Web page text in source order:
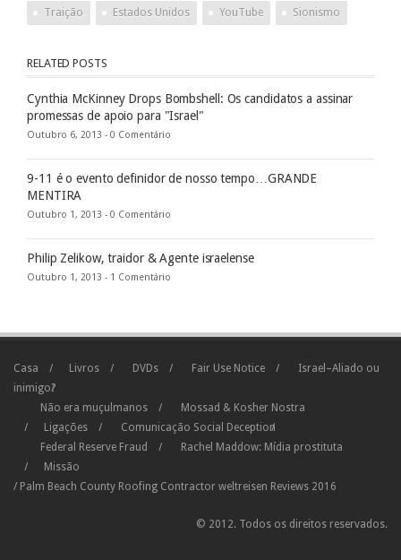
Traição Estados Unidos YouTube Sionismo
RELATED POSTS
Cynthia McKinney Drops Bombshell: Os candidatos a assinar
promessas de apoio para "Israel"
Outubro 6, 2013 - 0 Comentário
9-11 é o evento definidor de nosso tempo…GRANDE
MENTIRA
Outubro 1, 2013 - 0 Comentário
Philip Zelikow, traidor & Agente israelense
Outubro 1, 2013 - 1 Comentário
Casa Livros DVDs Fair Use Notice
Israel–Aliado ou
inimigo?
Não era muçulmanos
Mossad & Kosher Nostra
Ligações
Comunicação Social Deception
Federal Reserve Fraud
Rachel Maddow: Mídia prostituta
Missão
/ Palm Beach County Roofing Contractor weltreisen Reviews 2016
© 2012. Todos os direitos reservados.